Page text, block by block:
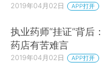
2019年04月02日 APP打开
执业药师“挂证”背后
药店有苦难言
2019年04月02日 APP打开